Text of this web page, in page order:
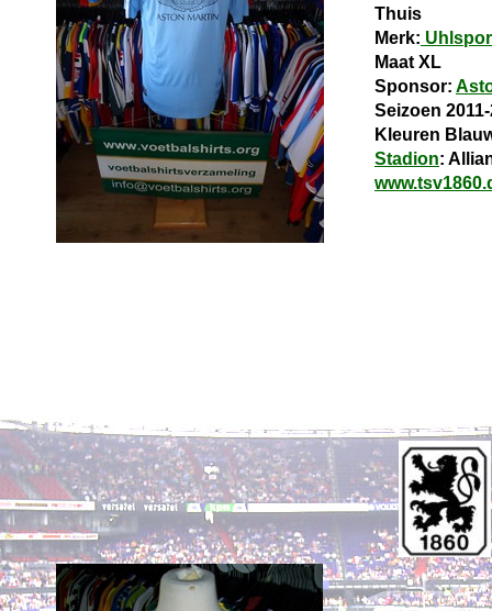
Thuis
Merk:
Maat XL
Sponsor:
Seizoen
Kleuren
Stadion: